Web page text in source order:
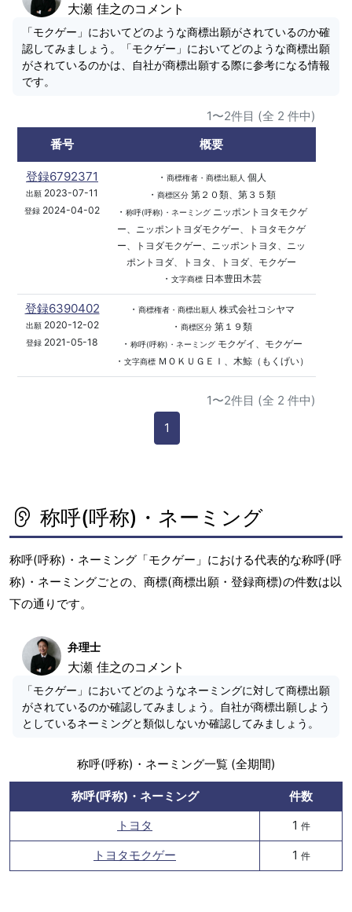
大瀬 佳之のコメント
「モクゲー」においてどのような商標出願がされているのか確
認してみましょう。「モクゲー」においてどのような商標出願
がされているのかは、自社が商標出願する際に参考になる情報
です。
1〜2件目 (全 2 件中)
番号
概要
登録6792371
出願 2023-07-11
登録 2024-04-02
・ 商標権者・商標出願人 個人
・ 商標区分第２０類、第３５類
・ 称呼(呼称)・ネーミングニッポントヨタモクゲ
ー、ニッポントヨダモクゲー、トヨタモクゲ
ー、トヨダモクゲー、ニッポントヨタ、ニッ
ポントヨダ、トヨタ、トヨダ、モクゲー
・ 文字商標日本豊田木芸
登録6390402
出願2020-12-02
登録 2021-05-18
・ 商標権者・商標出願人 株式会社コシヤマ
・ 商標区分第１９類
・ 称呼(呼称)・ネーミングモクゲイ、モクゲー
・ 文字商標ＭＯＫＵＧＥＩ、木鯨（もくげい）
1〜2件目 (全 2 件中)
1
称呼(呼称)・ネーミング
称呼(呼称)・ネーミング「モクゲー」における代表的な称呼(呼
称)・ネーミングごとの、商標(商標出願・登録商標)の件数は以
下の通りです。
弁理士
大瀬 佳之のコメント
「モクゲー」においてどのようなネーミングに対して商標出願
がされているのか確認してみましょう。自社が商標出願しよう
としているネーミングと類似しないか確認してみましょう。
称呼(呼称)・ネーミング一覧 (全期間)
称呼(呼称)・ネーミング
件数
トヨタ
1 件
トヨタモクゲー 1 件